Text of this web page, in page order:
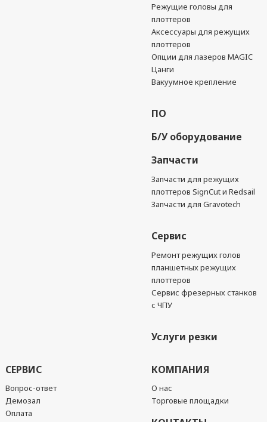
Режущие головы для
плоттеров
Аксессуары для режущих
плоттеров
Опции для лазеров MAGIC
Цанги
Вакуумное крепление
ПО
Б/У оборудование
Запчасти
Запчасти для режущих
плоттеров SignCut и Redsail
Запчасти для Gravotech
Сервис
Ремонт режущих голов
планшетных режущих
плоттеров
Сервис фрезерных станков
с ЧПУ
Услуги резки
СЕРВИС
Вопрос-ответ
Демозал
Оплата
КОМПАНИЯ
О нас
Торговые площадки